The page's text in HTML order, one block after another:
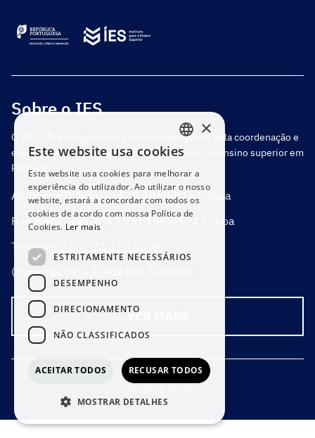
Sobre o IES
O IES, I.P. é o organismo público responsável pela coordenação e
execução das políticas públicas no domínio do ensino superior em
Portugal.
Av. Duque D’Ávila, nº 137 1069-016 Lisboa
Rua Ivone Silva, nº6 1ºDrt 1015-124 Lisboa
Telefone:
(chamada para a rede fixa nacional)
VER MAPA
PORTUGUESE
ENGLISH
×
Este website usa cookies
Este website usa cookies para melhorar a
experiência do utilizador. Ao utilizar o nosso
website, estará a concordar com todos os
cookies de acordo com nossa Política de
Cookies. Ler mais
ESTRITAMENTE NECESSÁRIOS
DESEMPENHO
DIRECIONAMENTO
NÃO CLASSIFICADOS
ACEITAR TODOS RECUSAR TODOS
MOSTRAR DETALHES